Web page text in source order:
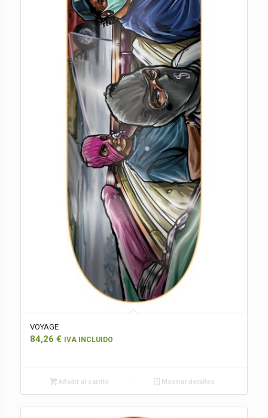
VOYAGE
84,26 € IVA INCLUIDO
Añadir al carrito Mostrar detalles